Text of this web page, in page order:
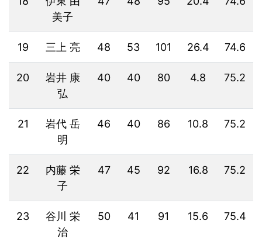
美子
19 三上 亮 48 53 101 26.4 74.6
20
岩井 康
弘
40 40 80 4.8 75.2
21
岩代 岳
明
46 40 86 10.8 75.2
22
内藤 栄
子
47 45 92 16.8 75.2
23
谷川 栄
治
50 41 91 15.6 75.4